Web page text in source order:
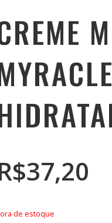
37,20
de estoque